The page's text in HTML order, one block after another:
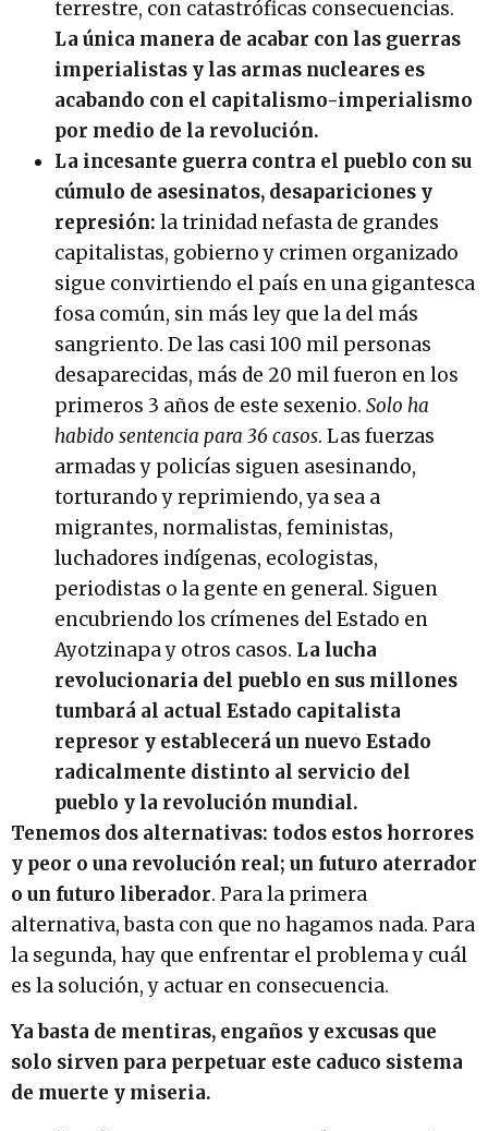
terrestre, con catastróficas consecuencias.
La única manera de acabar con las guerras
imperialistas y las armas nucleares es
acabando con el capitalismo-imperialismo
por medio de la revolución.
La incesante guerra contra el pueblo con su
cúmulo de asesinatos, desapariciones y
represión: la trinidad nefasta de grandes
capitalistas, gobierno y crimen organizado
sigue convirtiendo el país en una gigantesca
fosa común, sin más ley que la del más
sangriento. De las casi 100 mil personas
desaparecidas, más de 20 mil fueron en los
primeros 3 años de este sexenio. Solo ha
habido sentencia para 36 casos. Las fuerzas
armadas y policías siguen asesinando,
torturando y reprimiendo, ya sea a
migrantes, normalistas, feministas,
luchadores indígenas, ecologistas,
periodistas o la gente en general. Siguen
encubriendo los crímenes del Estado en
Ayotzinapa y otros casos. La lucha
revolucionaria del pueblo en sus millones
tumbará al actual Estado capitalista
represor y establecerá un nuevo Estado
radicalmente distinto al servicio del
pueblo y la revolución mundial.
Tenemos dos alternativas: todos estos horrores
y peor o una revolución real; un futuro aterrador
o un futuro liberador. Para la primera
alternativa, basta con que no hagamos nada. Para
la segunda, hay que enfrentar el problema y cuál
es la solución, y actuar en consecuencia.
Ya basta de mentiras, engaños y excusas que
solo sirven para perpetuar este caduco sistema
de muerte y miseria.